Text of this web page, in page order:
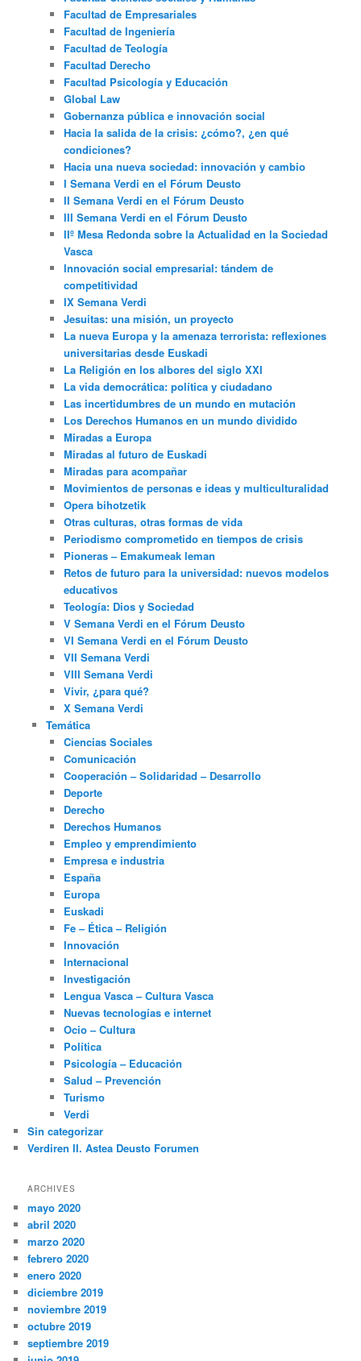
Facultad de Empresariales
Facultad de Ingeniería
Facultad de Teología
Facultad Derecho
Facultad Psicología y Educación
Global Law
Gobernanza pública e innovación social
Hacia la salida de la crisis: ¿cómo?, ¿en qué
condiciones?
Hacia una nueva sociedad: innovación y cambio
I Semana Verdi en el Fórum Deusto
II Semana Verdi en el Fórum Deusto
III Semana Verdi en el Fórum Deusto
IIº Mesa Redonda sobre la Actualidad en la Sociedad
Vasca
Innovación social empresarial: tándem de
competitividad
IX Semana Verdi
Jesuitas: una misión, un proyecto
La nueva Europa y la amenaza terrorista: reflexiones
universitarias desde Euskadi
La Religión en los albores del siglo XXI
La vida democrática: política y ciudadano
Las incertidumbres de un mundo en mutación
Los Derechos Humanos en un mundo dividido
Miradas a Europa
Miradas al futuro de Euskadi
Miradas para acompañar
Movimientos de personas e ideas y multiculturalidad
Opera bihotzetik
Otras culturas, otras formas de vida
Periodismo comprometido en tiempos de crisis
Pioneras – Emakumeak leman
Retos de futuro para la universidad: nuevos modelos
educativos
Teología: Dios y Sociedad
V Semana Verdi en el Fórum Deusto
VI Semana Verdi en el Fórum Deusto
VII Semana Verdi
VIII Semana Verdi
Vivir, ¿para qué?
X Semana Verdi
Temática
Ciencias Sociales
Comunicación
Cooperación – Solidaridad – Desarrollo
Deporte
Derecho
Derechos Humanos
Empleo y emprendimiento
Empresa e industria
España
Europa
Euskadi
Fe – Ética – Religión
Innovación
Internacional
Investigación
Lengua Vasca – Cultura Vasca
Nuevas tecnologías e internet
Ocio – Cultura
Política
Psicología – Educación
Salud – Prevención
Turismo
Verdi
Sin categorizar
Verdiren II. Astea Deusto Forumen
ARCHIVES
mayo 2020
abril 2020
marzo 2020
febrero 2020
enero 2020
diciembre 2019
noviembre 2019
octubre 2019
septiembre 2019